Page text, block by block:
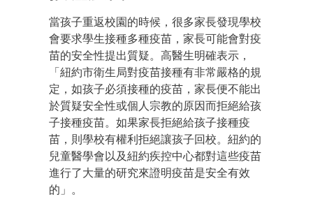
當孩子重返校園的時候，很多家長發現學校
會要求學生接種多種疫苗，家長可能會對疫
苗的安全性提出質疑。高醫生明確表示，
「紐約市衛生局對疫苗接種有非常嚴格的規
定，如孩子必須接種的疫苗，家長便不能出
於質疑安全性或個人宗教的原因而拒絕給孩
子接種疫苗。如果家長拒絕給孩子接種疫
苗，則學校有權利拒絕讓孩子回校。紐約的
兒童醫學會以及紐約疾控中心都對這些疫苗
進行了大量的研究來證明疫苗是安全有效
的」。